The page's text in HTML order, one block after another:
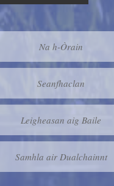
Na h-Òrain
Seanfhaclan
Leigheasan aig Baile
Samhla air Dualchainnt